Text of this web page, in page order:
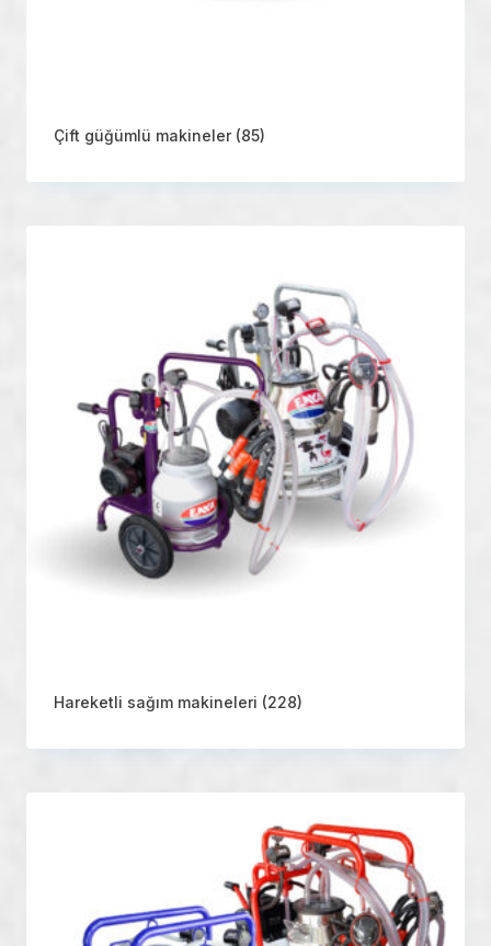
Çift güğümlü makineler (85)
Hareketli sağım makineleri (228)